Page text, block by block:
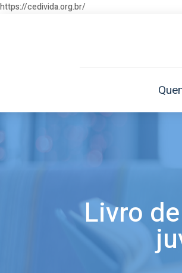
https://cedivida.org.br/
Livro